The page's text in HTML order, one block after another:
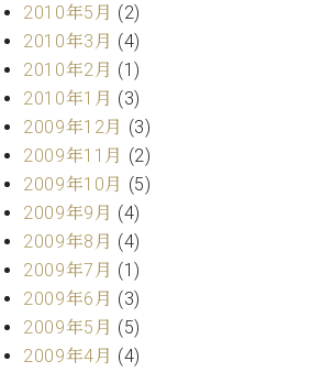
2010年5月 (2)
2010年3月 (4)
2010年2月 (1)
2010年1月 (3)
2009年12月 (3)
2009年11月 (2)
2009年10月 (5)
2009年9月 (4)
2009年8月 (4)
2009年7月 (1)
2009年6月 (3)
2009年5月 (5)
2009年4月 (4)